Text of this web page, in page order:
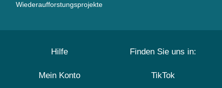
Wiederaufforstungsprojekte
Hilfe
Mein Konto
Finden Sie uns in:
TikTok